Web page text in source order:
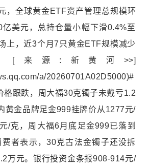
，全球黄金ETF资产管理总规模环
亿美元，总持仓量小幅下滑0.4%至
上，近3个月7只黄金ETF规模减少
[来源:新黄河>>]
a/20260701A02D5000)#
跟跌， 周大福30克镯子未戴亏1.2
黄金品牌足金999挂牌价从1277元/
/克，周大福6月底足金999已落到
者表示，30克古法金镯子还没拆
万元。银行投资金条报908-914元/